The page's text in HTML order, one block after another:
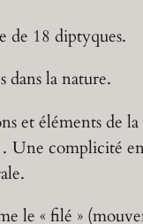
de 18 diptyques.
dans la nature.
et éléments de
Une complicité
le « filé »